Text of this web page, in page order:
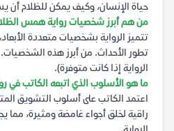
حياة الإنسان، وكيف يمكن للظلام أن
من هم أبرز شخصيات رواية همس
تتميز الرواية بشخصيات متعددة
تطور الأحداث. من أبرز هذه
الرواية إذا كانت متوفرة).
ما هو الأسلوب الذي اتبعه الكاتب في
اعتمد الكاتب على أسلوب التشويق
راقية لخلق أجواء غامضة ومثيرة، مما